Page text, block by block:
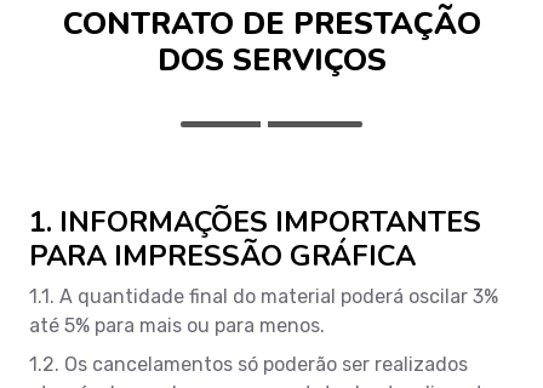
CONTRATO DE PRESTAÇÃO
DOS SERVIÇOS
1. INFORMAÇÕES IMPORTANTES
PARA IMPRESSÃO GRÁFICA
1.1. A quantidade final do material poderá oscilar 3%
até 5% para mais ou para menos.
1.2. Os cancelamentos só poderão ser realizados